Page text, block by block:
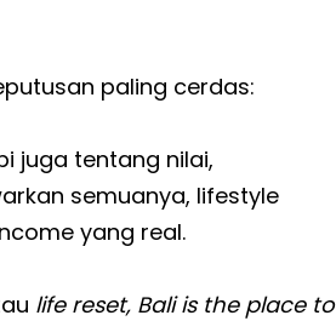
paling cerdas:
juga tentang nilai,
semuanya, lifestyle
yang real.
life reset, Bali is the place to